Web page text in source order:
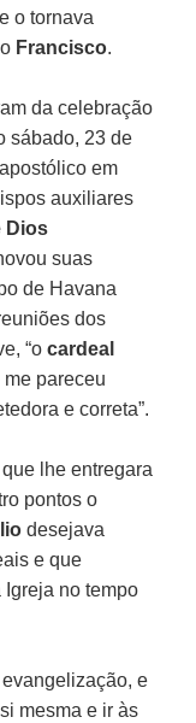
o tornava
Francisco.
da celebração
sábado, 23 de
em
auxiliares
Dios
suas
de Havana
dos
“ocardeal
pareceu
e correta”.
lhe entregara
pontos o
desejava
e que
no tempo
e
mesma e ir às